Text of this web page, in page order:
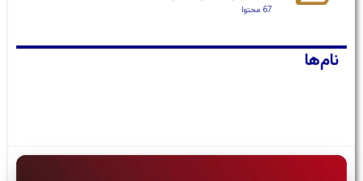
67 محتوا
نام‌ها